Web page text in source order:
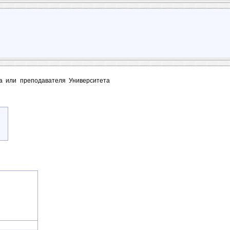
или преподавателя Университета